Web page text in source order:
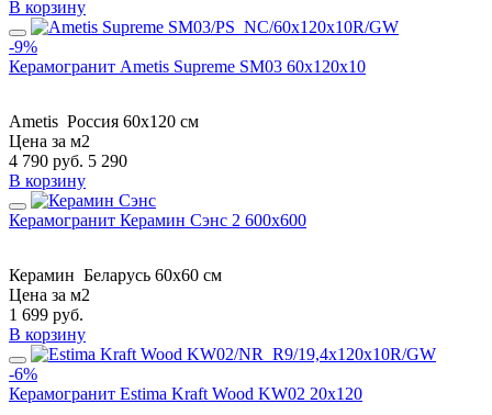
В корзину
-9%
Керамогранит Ametis Supreme SM03 60x120x10
Ametis Россия 60x120 см
Цена за м2
4 790 руб. 5 290
В корзину
Керамогранит Керамин Сэнс 2 600х600
Керамин Беларусь 60x60 см
Цена за м2
1 699 руб.
В корзину
-6%
Керамогранит Estima Kraft Wood KW02 20x120